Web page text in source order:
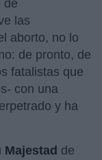
de
las
aborto, no lo
de pronto, de
fatalistas que
con una
y ha
Majestad de